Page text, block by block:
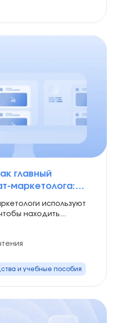
главный
маркетолога:
по поиску
используют
находить...
и учебные пособия